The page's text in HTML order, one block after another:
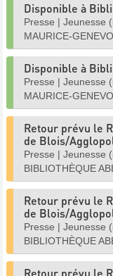
Disponible à
Presse | Jeunesse
MAURICE-
Disponible à
Presse | Jeunesse
MAURICE-
Retour prévu le
de Blois/
Presse | Jeunesse
BIBLIOTHÈQUE
Retour prévu le
de Blois/
Presse | Jeunesse
BIBLIOTHÈQUE
Retour prévu le